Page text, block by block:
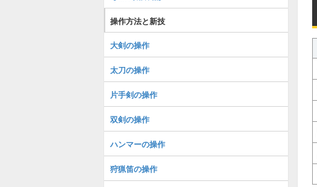
操作方法と新技
大剣の操作
太刀の操作
片手剣の操作
双剣の操作
ハンマーの操作
狩猟笛の操作